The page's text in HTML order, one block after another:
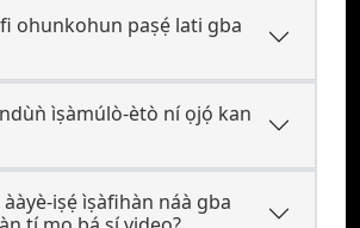
ohunkohun paṣẹ́ lati gba
ìṣàmúlò-ètò ní ọjọ́ kan
iṣẹ́ ìṣàfihàn náà gba